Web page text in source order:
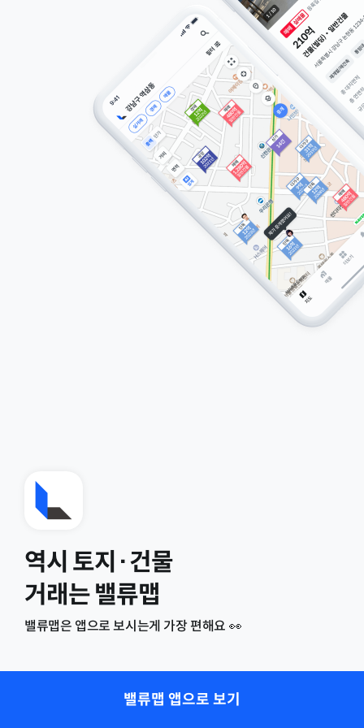
역시 토지·건물
거래는 밸류맵
밸류맵은 앱으로 보시는게 가장 편해요 👀
밸류맵 앱으로 보기